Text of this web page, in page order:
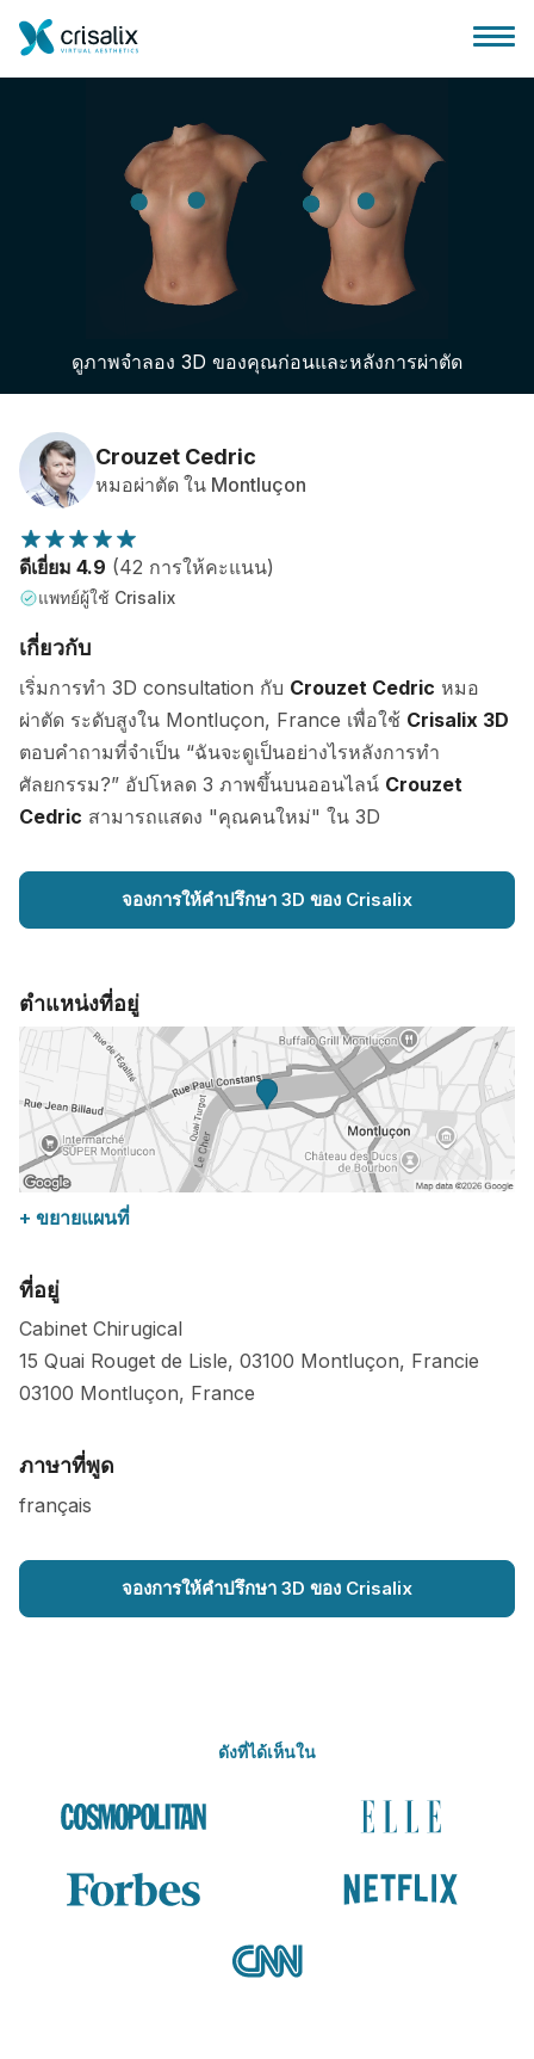
บ้านของหมอผ่าตัด
แพลตฟอร์มธุรกิจ 3D
แผน
ความคิดเห็นของคนไข้
ดูภาพจำลอง 3D ของคุณก่อนและหลังการผ่าตัด
Crouzet Cedric
หมอผ่าตัด ใน Montluçon
ดีเยี่ยม 4.9 (42 การให้คะแนน)
แพทย์ผู้ใช้ Crisalix
เกี่ยวกับ
เริ่มการทำ 3D consultation กับ Crouzet Cedric หมอ
ผ่าตัด ระดับสูงใน Montluçon, France เพื่อใช้ Crisalix 3D
ตอบคำถามที่จำเป็น “ฉันจะดูเป็นอย่างไรหลังการทำ
ศัลยกรรม?” อัปโหลด 3 ภาพขึ้นบนออนไลน์ Crouzet
Cedric สามารถแสดง "คุณคนใหม่" ใน 3D
จองการให้คำปรึกษา 3D ของ Crisalix
ตำแหน่งที่อยู่
+ ขยายแผนที่
ที่อยู่
Cabinet Chirugical
15 Quai Rouget de Lisle, 03100 Montluçon, Francie
03100 Montluçon, France
ภาษาที่พูด
français
จองการให้คำปรึกษา 3D ของ Crisalix
ดังที่ได้เห็นใน